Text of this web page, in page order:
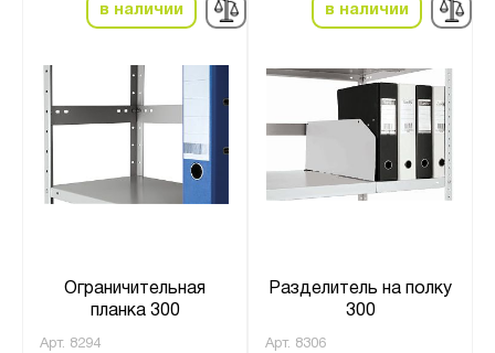
в наличии
Ограничительная
планка 300
Арт. 8294
в наличии
Разделитель на полку
300
Арт. 8306